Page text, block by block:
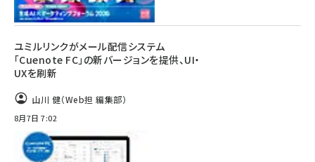
ユミルリンクがメール配信システム
「Cuenote FC」の新バージョンを提供、UI・
UXを刷新
山川 健（Web担 編集部）
8月7日 7:02